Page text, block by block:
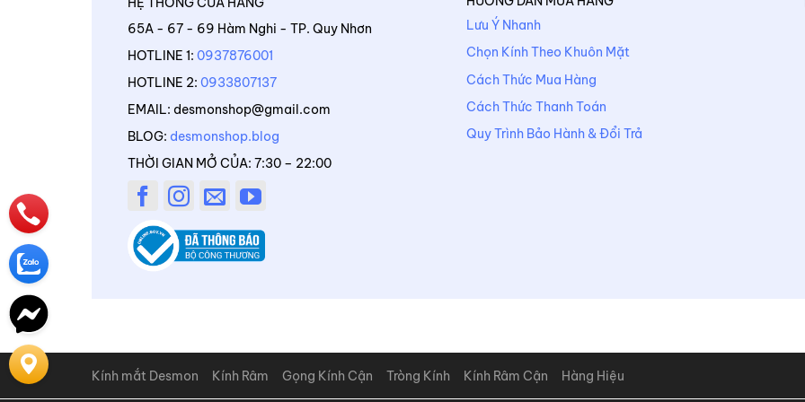
65A - 67 - 69 Hàm Nghi - TP. Quy Nhơn
HOTLINE 1: 0937876001
HOTLINE 2: 0933807137
EMAIL: desmonshop@gmail.com
BLOG: desmonshop.blog
THỜI GIAN MỞ CỦA: 7:30 – 22:00
Lưu Ý Nhanh
Chọn Kính Theo Khuôn Mặt
Cách Thức Mua Hàng
Cách Thức Thanh Toán
Quy Trình Bảo Hành & Đổi Trả
Kính mắt Desmon Kính Râm Gọng Kính Cận Tròng Kính Kính Râm Cận Hàng Hiệu